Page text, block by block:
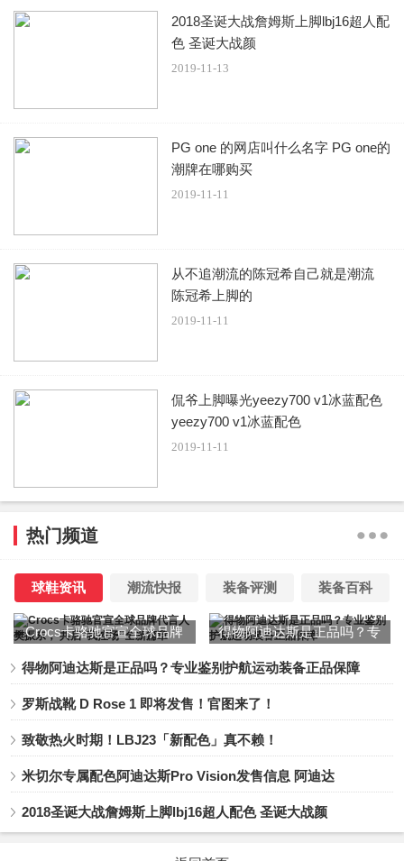
氧化。例如nike的可见气垫如max air或者乔丹11代、16代的
外底在几年时间内就会慢慢变黄，用收缩膜来保持原有的颜
2018圣诞大战詹姆斯上脚lbj16超人配
色 圣诞大战颜
2019-11-13
PG one 的网店叫什么名字 PG one的
潮牌在哪购买
2019-11-11
从不追潮流的陈冠希自己就是潮流
陈冠希上脚的
2019-11-11
侃爷上脚曝光yeezy700 v1冰蓝配色
yeezy700 v1冰蓝配色
2019-11-11
热门频道
球鞋资讯 潮流快报 装备评测 装备百科
Crocs卡骆驰官宣全球品牌
场”全新篇章
得物阿迪达斯是正品吗？专
障
得物阿迪达斯是正品吗？专业鉴别护航运动装备正品保障
罗斯战靴 D Rose 1 即将发售！官图来了！
致敬热火时期！LBJ23「新配色」真不赖！
米切尔专属配色阿迪达斯Pro Vision发售信息 阿迪达
2018圣诞大战詹姆斯上脚lbj16超人配色 圣诞大战颜